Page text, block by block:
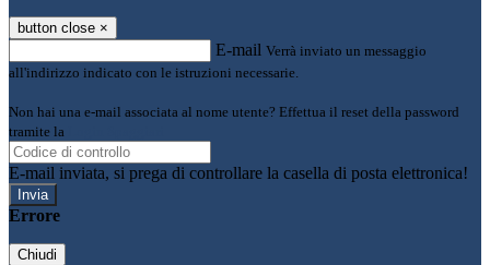
button close ×
E-mail Verrà inviato un messaggio
all'indirizzo indicato con le istruzioni necessarie.
Non hai una e-mail associata al nome utente? Effettua il reset della password
tramite la
E-mail inviata, si prega di controllare la casella di posta elettronica!
Errore
Chiudi